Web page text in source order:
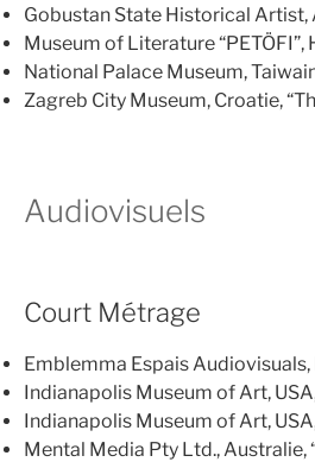
Gobustan State Historical Artist,
Museum of Literature “PETÖFI”,
National Palace Museum,
Zagreb City Museum, Croatie,
Audiovisuels
Court Métrage
Emblemma Espais Audiovisuals,
Indianapolis Museum of Art,
Indianapolis Museum of Art,
Mental Media Pty Ltd., Australie,